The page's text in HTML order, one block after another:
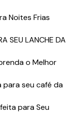
Noites Frias
SEU LANCHE DA
o Melhor
para seu café da
para Seu